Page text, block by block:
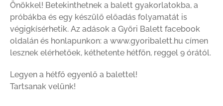
Önökkel! Betekinthetnek a balett gyakorlatokba, a
próbákba és egy készülő előadás folyamatát is
végigkísérhetik. Az adások a Győri Balett facebook
oldalán és honlapunkon: a www.gyoribalett.hu címen
lesznek elérhetőek, kéthetente hétfőn, reggel 9 órától.
Legyen a hétfő egyenlő a balettel!
Tartsanak velünk!